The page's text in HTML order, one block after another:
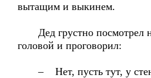
вытащим и выкинем.
Дед грустно посмотрел
головой и проговорил:
– Нет, пусть тут, у